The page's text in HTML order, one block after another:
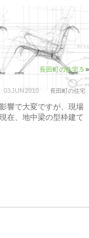
長田町の住宅.5 »
03JUN2010 長田町の住宅
響で大変ですが、現場
在、地中梁の型枠建て